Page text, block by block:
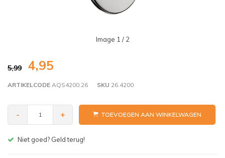
Image 1 / 2
5,99 4,95
ARTIKELCODE AQS4200.26 SKU 26.4200
- + TOEVOEGEN AAN WINKELWAGEN
Gratis bezorgen v.a. € 150,- (NL)